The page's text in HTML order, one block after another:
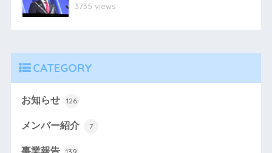
3735 views
CATEGORY
お知らせ 126
メンバー紹介 7
事業報告